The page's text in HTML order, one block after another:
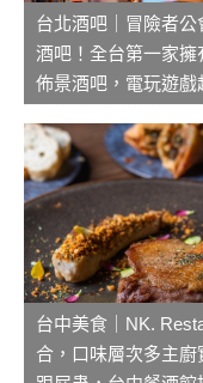
台北酒吧｜冒險者公
酒吧！全台第一家擁
佈景酒吧，電玩遊
台中美食｜NK.
合，口味層次多主廚